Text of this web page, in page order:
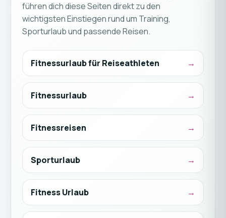
führen dich diese Seiten direkt zu den
wichtigsten Einstiegen rund um Training,
Sporturlaub und passende Reisen.
Fitnessurlaub für Reiseathleten
Fitnessurlaub
Fitnessreisen
Sporturlaub
Fitness Urlaub